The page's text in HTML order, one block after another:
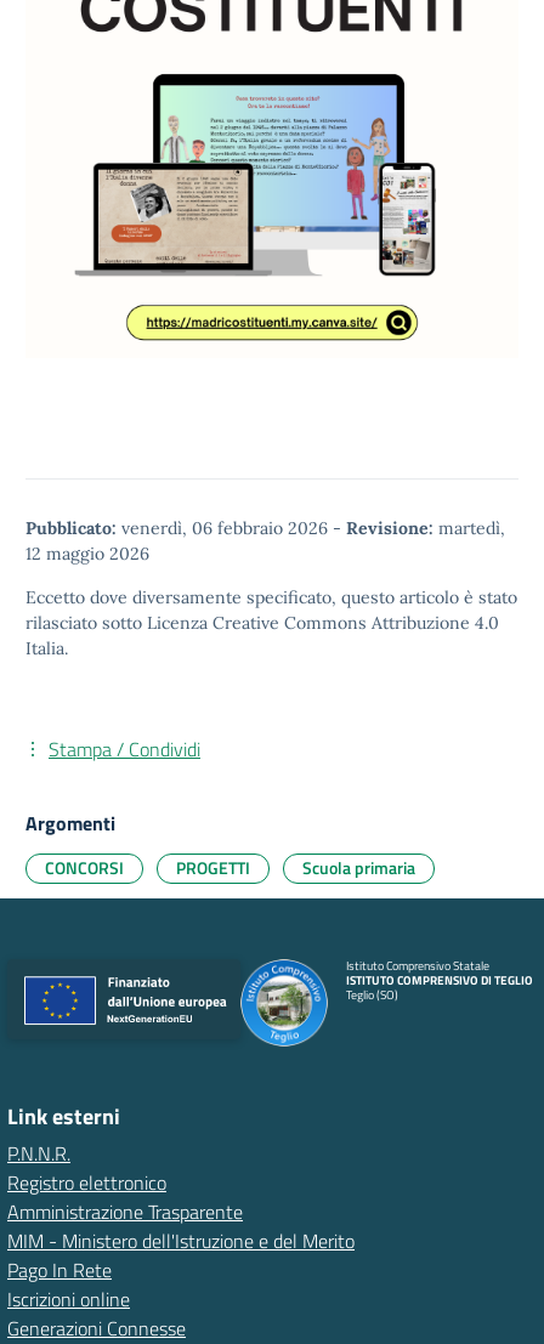
Pubblicato: venerdì, 06 febbraio 2026 - Revisione: martedì,
12 maggio 2026
Eccetto dove diversamente specificato, questo articolo è stato
rilasciato sotto Licenza Creative Commons Attribuzione 4.0
Italia.
Stampa / Condividi
Argomenti
CONCORSI PROGETTI Scuola primaria
Istituto Comprensivo Statale
ISTITUTO COMPRENSIVO DI TEGLIO
Teglio (SO)
Link esterni
P.N.N.R.
Registro elettronico
Amministrazione Trasparente
MIM - Ministero dell'Istruzione e del Merito
Pago In Rete
Iscrizioni online
Generazioni Connesse